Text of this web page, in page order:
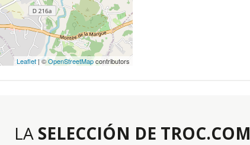
Leaflet | ©OpenStreetMapcontributors
LA SELECCIÓN DE TROC.COM